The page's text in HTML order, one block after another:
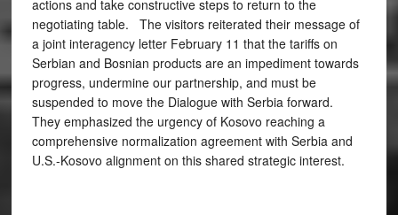
actions and take constructive steps to return to the
negotiating table. The visitors reiterated their message of
a joint interagency letter February 11 that the tariffs on
Serbian and Bosnian products are an impediment towards
progress, undermine our partnership, and must be
suspended to move the Dialogue with Serbia forward.
They emphasized the urgency of Kosovo reaching a
comprehensive normalization agreement with Serbia and
U.S.-Kosovo alignment on this shared strategic interest.